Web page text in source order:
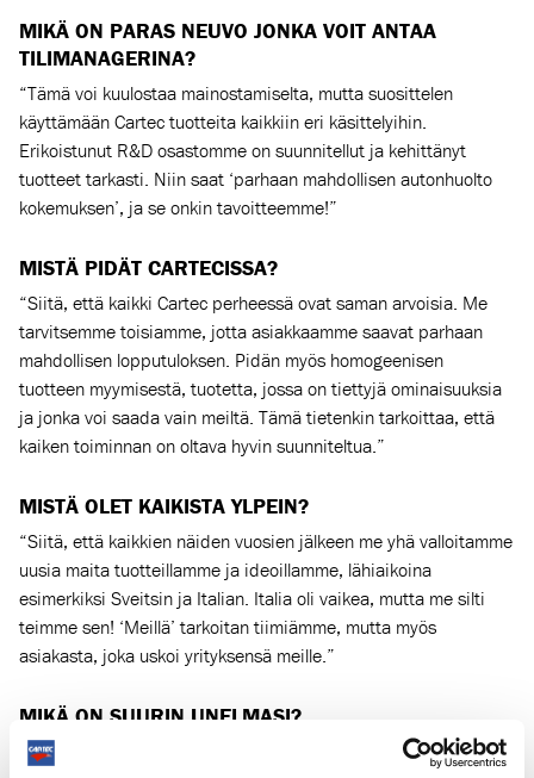
MIKÄ ON PARAS NEUVO JONKA VOIT ANTAA
TILIMANAGERINA?
“Tämä voi kuulostaa mainostamiselta, mutta suosittelen
käyttämään Cartec tuotteita kaikkiin eri käsittelyihin.
Erikoistunut R&D osastomme on suunnitellut ja kehittänyt
tuotteet tarkasti. Niin saat ‘parhaan mahdollisen autonhuolto
kokemuksen’, ja se onkin tavoitteemme!”
MISTÄ PIDÄT CARTECISSA?
“Siitä, että kaikki Cartec perheessä ovat saman arvoisia. Me
tarvitsemme toisiamme, jotta asiakkaamme saavat parhaan
mahdollisen lopputuloksen. Pidän myös homogeenisen
tuotteen myymisestä, tuotetta, jossa on tiettyjä ominaisuuksia
ja jonka voi saada vain meiltä. Tämä tietenkin tarkoittaa, että
kaiken toiminnan on oltava hyvin suunniteltua.”
MISTÄ OLET KAIKISTA YLPEIN?
“Siitä, että kaikkien näiden vuosien jälkeen me yhä valloitamme
uusia maita tuotteillamme ja ideoillamme, lähiaikoina
esimerkiksi Sveitsin ja Italian. Italia oli vaikea, mutta me silti
teimme sen! ‘Meillä’ tarkoitan tiimiämme, mutta myös
asiakasta, joka uskoi yrityksensä meille.”
MIKÄ ON SUURIN UNELMASI?
“Se, että pian Cartecin tuotteita on saatavilla kaikkialta